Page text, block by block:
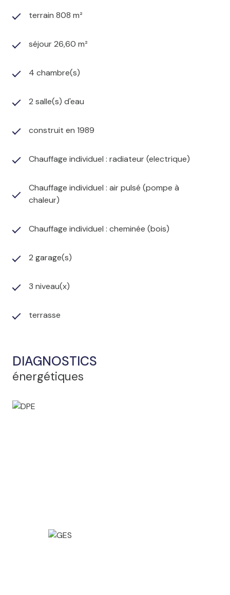
terrain 808 m²
séjour 26,60 m²
4 chambre(s)
2 salle(s) d'eau
construit en 1989
Chauffage individuel : radiateur (electrique)
Chauffage individuel : air pulsé (pompe à
chaleur)
Chauffage individuel : cheminée (bois)
2 garage(s)
3 niveau(x)
terrasse
DIAGNOSTICS
énergétiques